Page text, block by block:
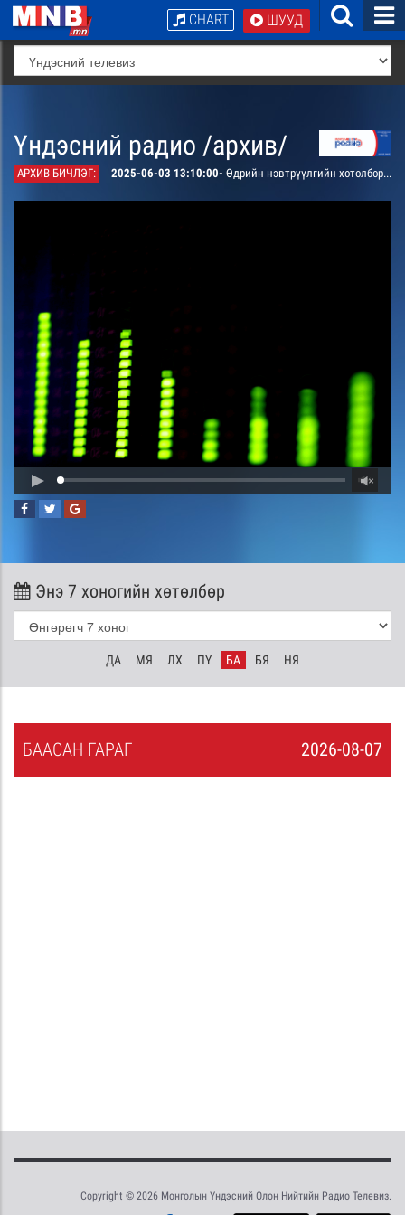
ШУУД
CHART
Үндэсний радио /архив/
АРХИВ БИЧЛЭГ: 2025-06-03 13:10:00- Өдрийн нэвтрүүлгийн хөтөлбөр, цаг агаарын мэдээ танилцуулна.
Энэ 7 хоногийн хөтөлбөр
ДА МЯ ЛХ ПҮ БА БЯ НЯ
2026-08-07
БААСАН ГАРАГ
Copyright © 2026 Монголын Үндэсний Олон Нийтийн Радио Телевиз.